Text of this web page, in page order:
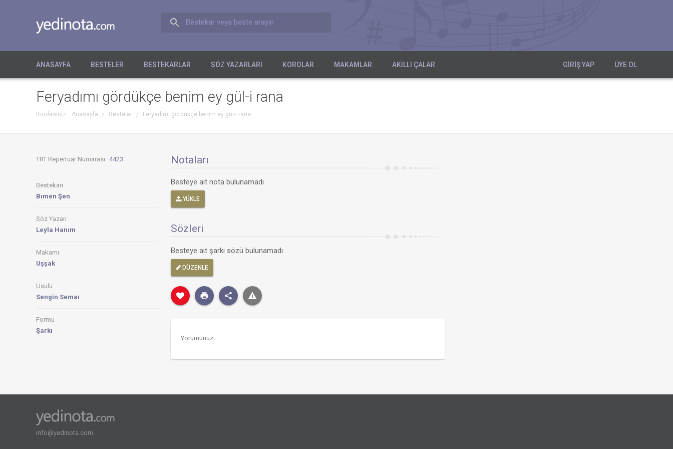
Bestekar veya beste arayın
ANASAYFA BESTELER BESTEKARLAR SÖZ YAZARLARI KOROLAR MAKAMLAR AKILLI ÇALAR GIRIŞ YAP ÜYE OL
Feryadımı gördükçe benim ey gül-i rana
Burdasınız: Anasayfa / Besteler / Feryadımı gördükçe benim ey gül-i rana
TRT Repertuar Numarası: 4423
Bestekarı
Bımen Şen
Söz Yazarı
Leyla Hanım
Makamı
Uşşak
Usulü
Sengin Semaı
Formu
Şarkı
Notaları
Besteye ait nota bulunamadı
YÜKLE
Sözleri
Besteye ait şarkı sözü bulunamadı
DÜZENLE
info@yedinota.com